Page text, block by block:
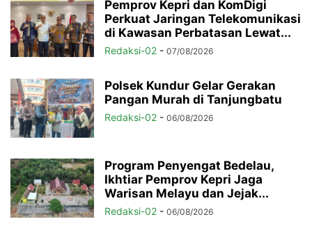
Pemprov Kepri dan KomDigi
Perkuat Jaringan Telekomunikasi
di Kawasan Perbatasan Lewat...
Redaksi-02 - 07/08/2026
Polsek Kundur Gelar Gerakan
Pangan Murah di Tanjungbatu
Redaksi-02 - 06/08/2026
Program Penyengat Bedelau,
Ikhtiar Pemprov Kepri Jaga
Warisan Melayu dan Jejak...
Redaksi-02 - 06/08/2026